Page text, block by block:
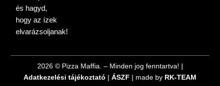
és hagyd,
hogy az ízek
elvarázsoljanak!
2026 © Pizza Maffia. – Minden jog fenntartva! |
Adatkezelési tájékoztató | ÁSZF | made by RK-TEAM